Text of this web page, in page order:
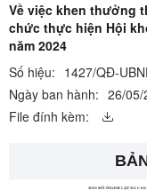
Về việc khen thưởng
chức thực hiện Hội
năm 2024
Số hiệu: 1427/QĐ-
Ngày ban hành: 26/05/
File đính kèm: